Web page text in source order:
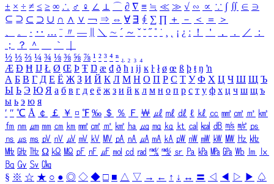
± × ÷ ≠ ≤ ≥ ∞ ∴ ♂ ♀ ∠ ⊥ ⌒ ∂ ∇ ≡ ≒ ≪ ≫ √ ∽ ∝ ∵ ∫ ∬ ∈ ∋
⊆ ⊇ ⊂ ⊃ ∪ ∩ ∧ ∨ ￢ ⇒ ⇔ ∀ ∃ ∮ ∑ ∏ ＋ － ＜ ＝
＞
、
。 · ‥ … ¨ 〃 ― ＼ ∼ ´ ～ ˇ ˘ ˝ ˚ ˙ ¸ ¡ ¿ ː ！ ＇ ， ． ／
：
；
？ ＾ ｀
½ ⅓ ⅔ ¼ ¾ ⅛ ⅜ ⅝ ⅞ ¹ ² ³ ⁴ ⁿ ₁ ₂ ₃ ₄
Æ Ð Ħ Ĳ Ł Ø Œ Þ Ŧ Ŋ æ đ ð ħ ı ĳ ĸ ŀ ł ø œ ß þ ŧ ŋ ŉ
А Б В Г Д Е Ё Ж З И Й К Л М Н О П Р С Т У Ф Х Ц Ч Ш Щ Ъ
Ы Ь Э Ю Я а б в г д е ё ж з и й к л м н о п р с т у ф х ц ч ш щ ъ
ы ь э ю я
′ ″ ℃ Å ￠ ￡ ￥ ¤ ℉ ‰ ＄ ％ Ｆ ￦ ㎕ ㎖ ㎗ ℓ ㎘ ㏄ ㎣ ㎤ ㎥ ㎦
㎙ ㎚ ㎛ ㎜ ㎝ ㎞ ㎟ ㎠ ㎡ ㎢ ㏊ ㎍ ㎎ ㎏ ㏏ ㎈ ㎉ ㏈ ㎧ ㎨ ㎰
㎱ ㎲ ㎳ ㎴ ㎵ ㎶ ㎷ ㎸ ㎹ ㎀ ㎁ ㎂ ㎃ ㎄ ㎺ ㎻ ㎽ ㎾ ㎿ ㎐ ㎑
㎒ ㎓ ㎔ Ω ㏀ ㏁ ㎊ ㎋ ㎌ ㏖ ㏅ ㎭ ㎮ ㎯ ㏛ ㎩ ㎪ ㎫ ㎬ ㏝ ㏐
㏓
㏃ ㏉ ㏜ ㏆
§ ※ ☆ ★ ○ ● ◎ ◇ ◆ □ ■ △ ▽ → ← ↑ ↓ ↔ 〓 ◁ ◀ ▷ ▶ ♤